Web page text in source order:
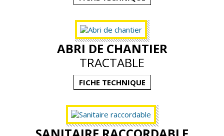
ABRI DE CHANTIER
TRACTABLE
FICHE TECHNIQUE